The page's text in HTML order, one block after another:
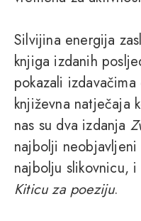
Silvijina energija
knjiga izdanih
pokazali
književna natječaja
nas su dva izdanja
najbolji
najbolju slikovnicu,
Kiticu za poeziju.